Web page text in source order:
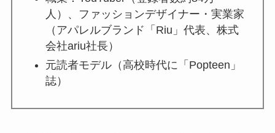
人）、ファッションデザイナー・実業家
（アパレルブランド「Riu」代表、株式
会社ariu社長）
元読者モデル（高校時代に「Popteen」
誌）